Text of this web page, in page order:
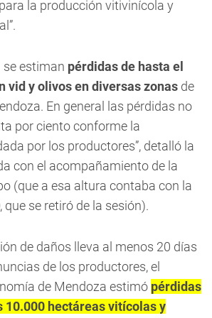
la producción vitivinícola y
se estiman pérdidas de hasta el
vid y olivos en diversas zonas de
En general las pérdidas no
por ciento conforme la
por los productores”, detalló la
con el acompañamiento de la
(que a esa altura contaba con la
que se retiró de la sesión).
de daños lleva al menos 20 días
de los productores, el
de Mendoza estimó pérdidas
10.000 hectáreas vitícolas y